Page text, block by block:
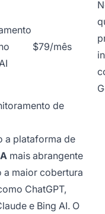
$79/mês
de
a plataforma de
mais abrangente
a maior cobertura
ChatGPT,
e Bing AI. O